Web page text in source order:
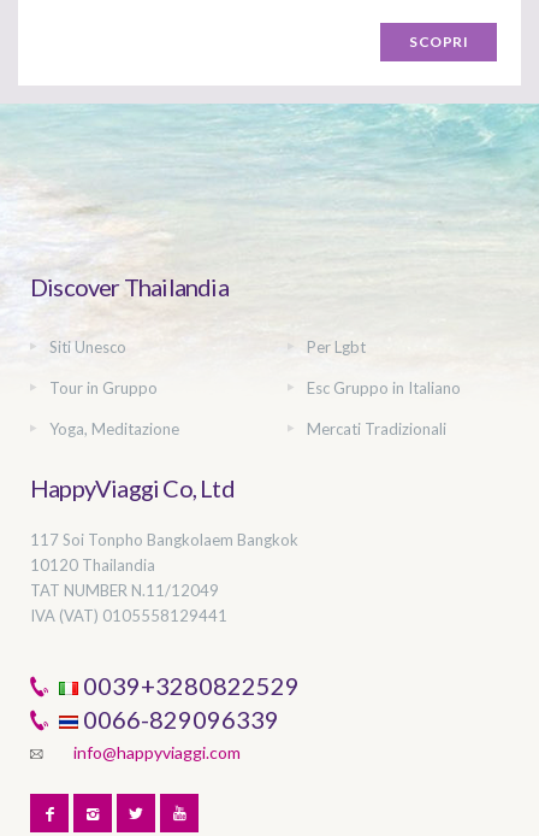
SCOPRI
Discover Thailandia
Siti Unesco Per Lgbt
Tour in Gruppo Esc Gruppo in Italiano
Yoga, Meditazione Mercati Tradizionali
HappyViaggi Co, Ltd
117 Soi Tonpho Bangkolaem Bangkok
10120 Thailandia
TAT NUMBER N.11/12049
IVA (VAT) 0105558129441
0039+3280822529
0066-829096339
info@happyviaggi.com